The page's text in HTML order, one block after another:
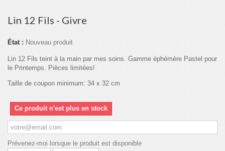
Lin 12 Fils - Givre
État : Nouveau produit
Lin 12 Fils teint à la main par mes soins. Gamme éphémère Pastel pour
le Printemps. Pièces limitées!
Taille de coupon minimum: 34 x 32 cm
Ce produit n'est plus en stock
Prévenez-moi lorsque le produit est disponible